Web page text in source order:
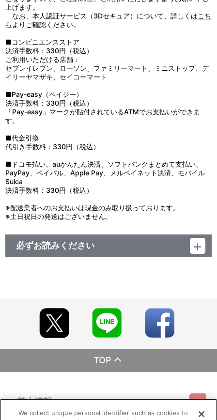
上げます。
なお、本人認証サービス（3Dセキュア）について、詳しくはこち
ら よりご確認ください。
■コンビニエンスストア
決済手数料：330円（税込）
ご利用いただける店舗：
セブンイレブン、ローソン、ファミリーマート、ミニストップ、デ
イリーヤマザキ、セイコーマート
■Pay-easy（ペイジー）
決済手数料：330円（税込）
「Pay-easy」マークが貼付されているATMでお支払いができま
す。
■代金引換
代引き手数料：330円（税込）
■ドコモ払い、auかんたん決済、ソフトバンクまとめて支払い、
PayPay、ペイパル、Apple Pay、メルペイネット決済、モバイル
Suica
決済手数料：330円（税込）
※配送業者へのお支払いは現金のみ取り扱っております。
※土日祝日の発送はございません。
必ずお読みください
TOP
基本情報
We collect unique personal identifier such as cookies to